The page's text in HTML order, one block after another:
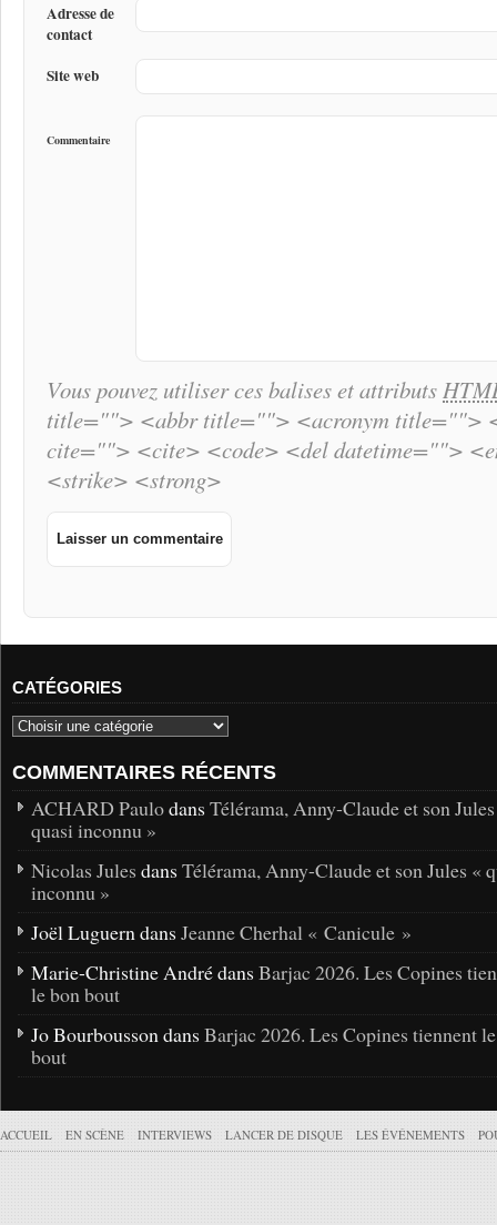
Adresse de
contact
Site web
Commentaire
Vous pouvez utiliser ces balises et attributs
title=""> <abbr title=""> <acronym title="">
cite=""> <cite> <code> <del datetime="">
<strike> <strong>
CATÉGORIES
COMMENTAIRES RÉCENTS
ACHARD Paulodans Télérama, Anny-Claude et son
quasi inconnu »
Nicolas Jules dans Télérama, Anny-Claude et son Jules «
inconnu »
Joël Luguern dans Jeanne Cherhal « Canicule »
Marie-Christine André dans Barjac 2026. Les Copines
le bon bout
Jo Bourbousson dans Barjac 2026. Les Copines tiennent
bout
ACCUEIL EN SCÈNE INTERVIEWS LANCER DE DISQUE LES ÉVÉNEMENTS